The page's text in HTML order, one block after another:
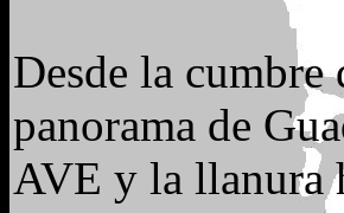
Desde la
panorama de
AVE y la llanura